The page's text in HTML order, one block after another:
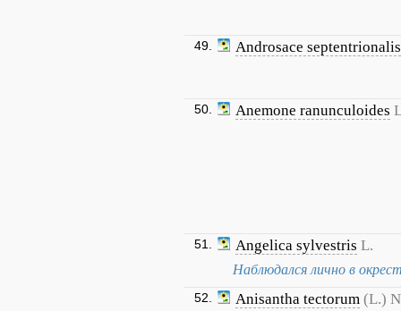
49. Androsace septentrionalis
50. Anemone ranunculoides
51. Angelica sylvestris L.
Наблюдался лично в
52. Anisantha tectorum (L.)